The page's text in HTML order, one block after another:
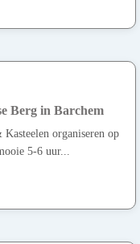
Berg in Barchem
Kasteelen organiseren op
5-6 uur...